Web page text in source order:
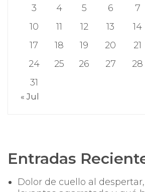
3
4 5 6 7
10
11 12 13 14
17
18 19 20 21
24
25 26 27 28
31
« Jul
Entradas
Dolor de cuello al